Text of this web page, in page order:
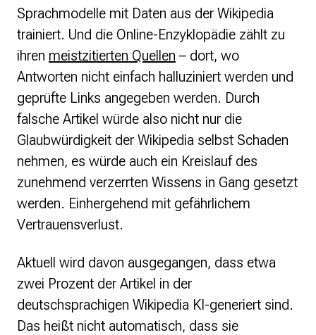
Sprachmodelle mit Daten aus der Wikipedia
trainiert. Und die Online-Enzyklopädie zählt zu
ihren meistzitierten Quellen – dort, wo
Antworten nicht einfach halluziniert werden und
geprüfte Links angegeben werden. Durch
falsche Artikel würde also nicht nur die
Glaubwürdigkeit der Wikipedia selbst Schaden
nehmen, es würde auch ein Kreislauf des
zunehmend verzerrten Wissens in Gang gesetzt
werden. Einhergehend mit gefährlichem
Vertrauensverlust.
Aktuell wird davon ausgegangen, dass etwa
zwei Prozent der Artikel in der
deutschsprachigen Wikipedia KI-generiert sind.
Das heißt nicht automatisch, dass sie